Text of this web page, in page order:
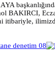
BAKIRCI,
itibariyle,